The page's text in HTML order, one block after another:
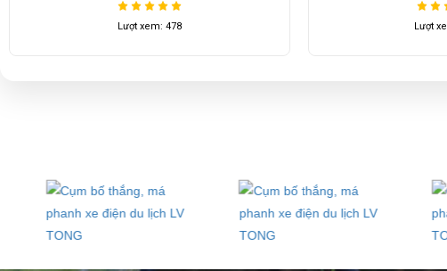
Lượt xem: 1648